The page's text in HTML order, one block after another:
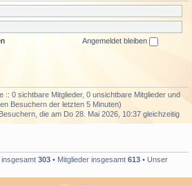
Angemeldet bleiben
:: 0 sichtbare Mitglieder, 0 unsichtbare Mitglieder und
Besuchern der letzten 5 Minuten)
Besuchern, die am Do 28. Mai 2026, 10:37 gleichzeitig
insgesamt 303 • Mitglieder insgesamt 613 • Unser